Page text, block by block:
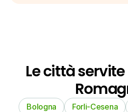
Le città
Bologna Forli-Cesena